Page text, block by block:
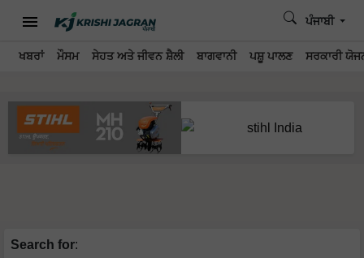
ਖਬਰਾਂ ਮੌਸਮ ਸੇਹਤ ਅਤੇ ਜੀਵਨ ਸ਼ੈਲੀ ਬਾਗਵਾਨੀ ਪਸ਼ੂ ਪਾਲਣ ਸਰਕਾਰੀ
ਪੰਜਾਬੀ
Search for: